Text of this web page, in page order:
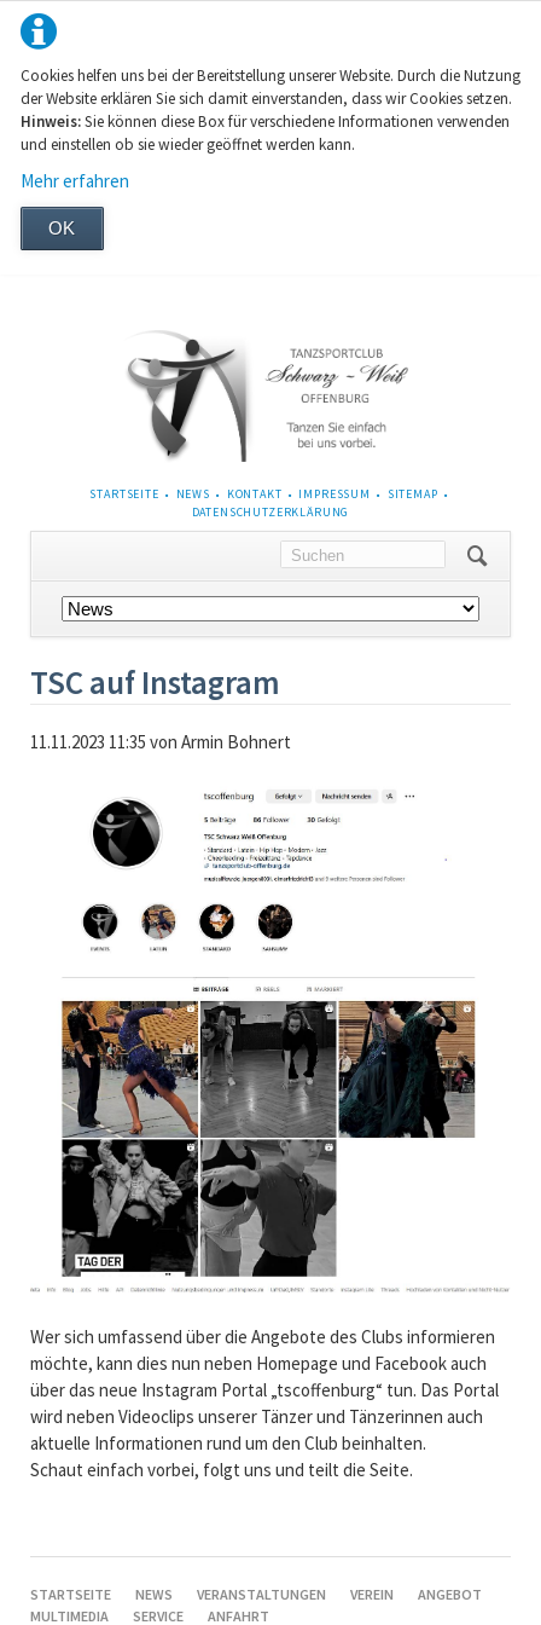
Cookies helfen uns bei der Bereitstellung unserer Website. Durch die Nutzung
der Website erklären Sie sich damit einverstanden, dass wir Cookies setzen.
Hinweis:Sie können diese Box für verschiedene Informationen verwenden
und einstellen ob sie wieder geöffnet werden kann.
Mehr erfahren
OK
NAVIGATION
STARTSEITE NEWS KONTAKT IMPRESSUM
SITEMAP
DATENSCHUTZERKLÄRUNG
Navigation
überspringen
TSC auf Instagram
11.11.2023 11:35 von Armin Bohnert
Wer sich umfassend über die Angebote des Clubs informieren
möchte, kann dies nun neben Homepage und Facebook auch
über das neue Instagram Portal „tscoffenburg“ tun. Das Portal
wird neben Videoclips unserer Tänzer und Tänzerinnen auch
aktuelle Informationen rund um den Club beinhalten.
Schaut einfach vorbei, folgt uns und teilt die Seite.
NAVIGATION
ÜBERSPRINGEN
STARTSEITE NEWS VERANSTALTUNGEN VEREIN
ANGEBOT
MULTIMEDIA
SERVICE ANFAHRT